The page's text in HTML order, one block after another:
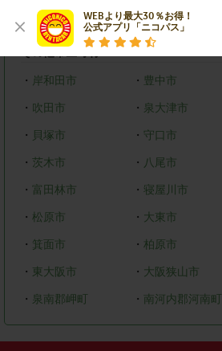
WEBより最大30％お得！
公式アプリ「ニコパス」
美原区
・ 岸和田市 ・ 豊中市
・ 吹田市 ・ 泉大津市
・ 貝塚市 ・ 守口市
・ 茨木市 ・ 八尾市
・ 富田林市 ・ 寝屋川市
・ 松原市 ・ 大東市
・ 箕面市 ・ 柏原市
・ 東大阪市 ・ 大阪狭山市
・ 泉南郡岬町 ・ 南河内郡河南町